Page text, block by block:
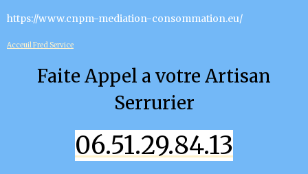
https://www.cnpm-mediation-consommation.eu/
Acceuil Fred Service
Faite Appel a votre Artisan
Serrurier
06.51.29.84.13